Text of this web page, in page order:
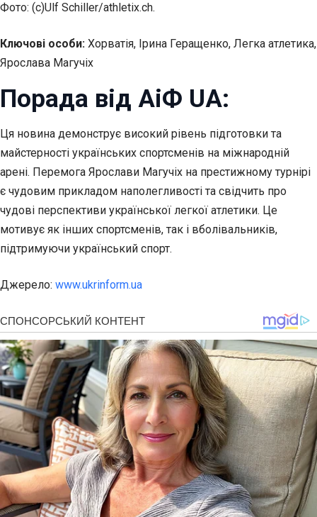
Фото: (с)Ulf Schiller/athletix.ch.
Ключові особи: Хорватія, Ірина Геращенко, Легка атлетика,
Ярослава Магучіх
Порада від АіФ UA:
Ця новина демонструє високий рівень підготовки та
майстерності українських спортсменів на міжнародній
арені. Перемога Ярослави Магучіх на престижному турнірі
є чудовим прикладом наполегливості та свідчить про
чудові перспективи української легкої атлетики. Це
мотивує як інших спортсменів, так і вболівальників,
підтримуючи український спорт.
Джерело: www.ukrinform.ua